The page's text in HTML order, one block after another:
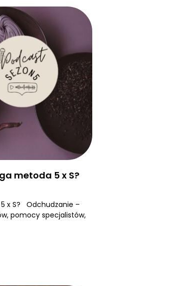
metoda 5 x S?
x S? Odchudzanie –
pomocy specjalistów,